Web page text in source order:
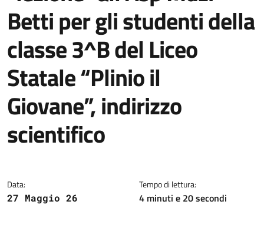
Betti per gli studenti della
classe 3^B del Liceo
Statale “Plinio il
Giovane”, indirizzo
scientifico
Data:
27 Maggio 26
Tempo di lettura:
4 minuti e 20 secondi